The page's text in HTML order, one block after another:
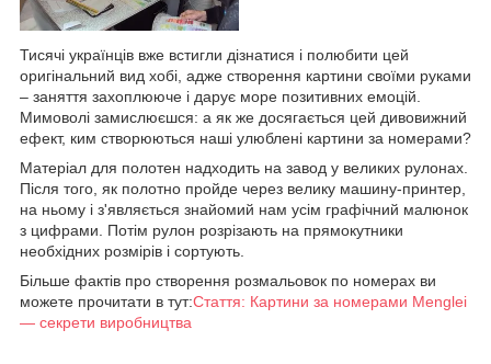
Тисячі українців вже встигли дізнатися і полюбити цей
оригінальний вид хобі, адже створення картини своїми руками
– заняття захоплююче і дарує море позитивних емоцій.
Мимоволі замислюєшся: а як же досягається цей дивовижний
ефект, ким створюються наші улюблені картини за номерами?
Матеріал для полотен надходить на завод у великих рулонах.
Після того, як полотно пройде через велику машину-принтер,
на ньому і з'являється знайомий нам усім графічний малюнок
з цифрами. Потім рулон розрізають на прямокутники
необхідних розмірів і сортують.
Більше фактів про створення розмальовок по номерах ви
можете прочитати в тут:Стаття: Картини за номерами Menglei
— секрети виробництва